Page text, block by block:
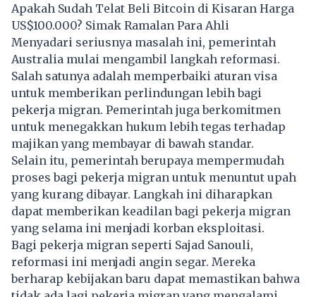
Apakah Sudah Telat Beli Bitcoin di Kisaran Harga
US$100.000? Simak Ramalan Para Ahli
Menyadari seriusnya masalah ini, pemerintah
Australia mulai mengambil langkah reformasi.
Salah satunya adalah memperbaiki aturan visa
untuk memberikan perlindungan lebih bagi
pekerja migran. Pemerintah juga berkomitmen
untuk menegakkan hukum lebih tegas terhadap
majikan yang membayar di bawah standar.
Selain itu, pemerintah berupaya mempermudah
proses bagi pekerja migran untuk menuntut upah
yang kurang dibayar. Langkah ini diharapkan
dapat memberikan keadilan bagi pekerja migran
yang selama ini menjadi korban eksploitasi.
Bagi pekerja migran seperti Sajad Sanouli,
reformasi ini menjadi angin segar. Mereka
berharap kebijakan baru dapat memastikan bahwa